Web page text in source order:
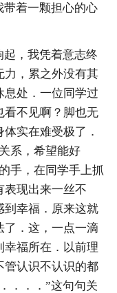
带着一颗担心的心
起，我凭着意志终
力，累之外没有其
息处．一位同学过
看不见啊？脚也无
实在难受极了．
系，希望能好
手，在同学手上抓
表现出来一丝不
幸福．原来这就
了．这，一点一滴
幸福所在．以前理
管认识不认识的都
．．．”这句句关